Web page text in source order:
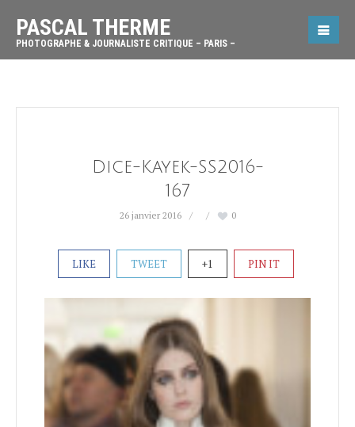
PASCAL THERME
PHOTOGRAPHE & JOURNALISTE CRITIQUE – PARIS –
Dice-Kayek-SS2016-
167
26 janvier 2016 0
LIKE TWEET +1 PIN IT